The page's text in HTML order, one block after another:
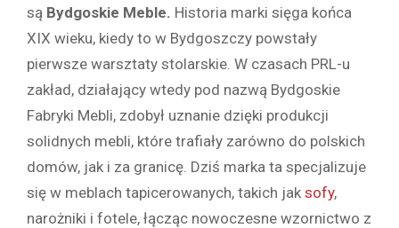
są Bydgoskie Meble. Historia marki sięga końca
XIX wieku, kiedy to w Bydgoszczy powstały
pierwsze warsztaty stolarskie. W czasach PRL-u
zakład, działający wtedy pod nazwą Bydgoskie
Fabryki Mebli, zdobył uznanie dzięki produkcji
solidnych mebli, które trafiały zarówno do polskich
domów, jak i za granicę. Dziś marka ta specjalizuje
się w meblach tapicerowanych, takich jak sofy,
narożniki i fotele, łącząc nowoczesne wzornictwo z